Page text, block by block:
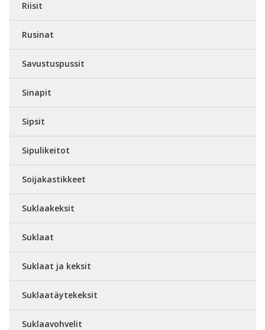
Riisit
Rusinat
Savustuspussit
Sinapit
Sipsit
Sipulikeitot
Soijakastikkeet
Suklaakeksit
Suklaat
Suklaat ja keksit
Suklaatäytekeksit
Suklaavohvelit